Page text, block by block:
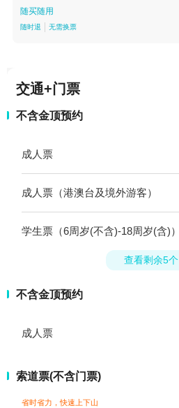
随买随用
随时退 无需换票
交通+门票
不含金顶预约
成人票
成人票（港澳台及境外游客）
学生票（6周岁(不含)-18周岁(含)）
查看剩余5个
不含金顶预约
成人票
索道票(不含门票)
省时省力，快速上下山